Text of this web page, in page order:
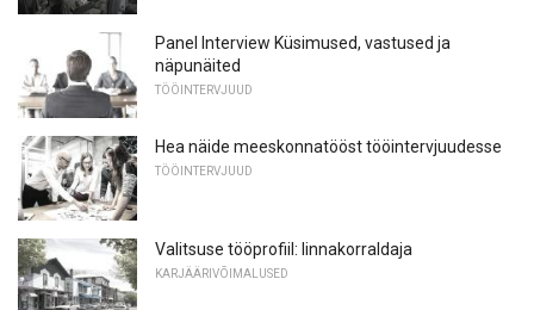
Panel Interview Küsimused, vastused ja
näpunäited
TÖÖINTERVJUUD
Hea näide meeskonnatööst tööintervjuudesse
TÖÖINTERVJUUD
Valitsuse tööprofiil: linnakorraldaja
KARJÄÄRIVÕIMALUSED